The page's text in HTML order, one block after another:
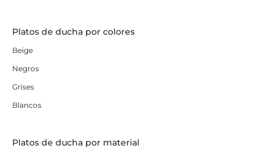
Platos de ducha por colores
Beige
Negros
Grises
Blancos
Platos de ducha por material